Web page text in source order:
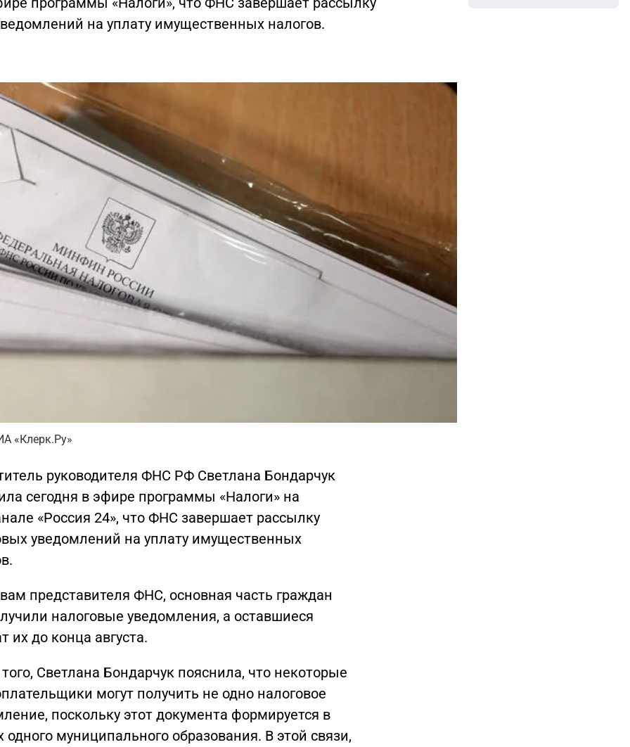
на уплату имущественных налогов.
«Клерк.Ру»
руководителя ФНС РФ Светлана Бондарчук
сегодня в эфире программы «Налоги» на
«Россия 24», что ФНС завершает рассылку
уведомлений на уплату имущественных
представителя ФНС, основная часть граждан
налоговые уведомления, а оставшиеся
их до конца августа.
Светлана Бондарчук пояснила, что некоторые
могут получить не одно налоговое
поскольку этот документа формируется в
одного муниципального образования. В этой связи,